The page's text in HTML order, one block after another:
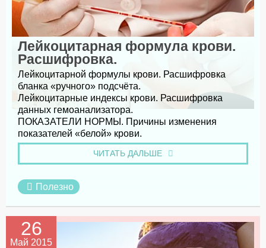
Лейкоцитарная формула крови.
Расшифровка.
Лейкоцитарной формулы крови. Расшифровка
бланка «ручного» подсчёта.
Лейкоцитарные индексы крови. Расшифровка
данных гемоанализатора.
ПОКАЗАТЕЛИ НОРМЫ. Причины изменения
показателей «белой» крови.
ЧИТАТЬ ДАЛЬШЕ
Полезно
26
Май 2015